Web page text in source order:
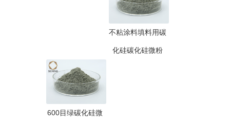
不粘涂料填料用碳
化硅碳化硅微粉
600目绿碳化硅微